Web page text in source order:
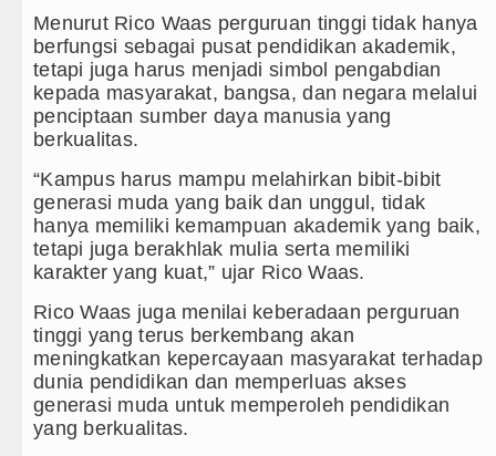
Sekolah di Thailand
Laga Persahabatan di Hong Kong
Menurut Rico Waas perguruan tinggi tidak hanya
berfungsi sebagai pusat pendidikan akademik,
tetapi juga harus menjadi simbol pengabdian
kepada masyarakat, bangsa, dan negara melalui
penciptaan sumber daya manusia yang
berkualitas.
“Kampus harus mampu melahirkan bibit-bibit
generasi muda yang baik dan unggul, tidak
hanya memiliki kemampuan akademik yang baik,
tetapi juga berakhlak mulia serta memiliki
karakter yang kuat,” ujar Rico Waas.
Rico Waas juga menilai keberadaan perguruan
tinggi yang terus berkembang akan
meningkatkan kepercayaan masyarakat terhadap
dunia pendidikan dan memperluas akses
generasi muda untuk memperoleh pendidikan
yang berkualitas.